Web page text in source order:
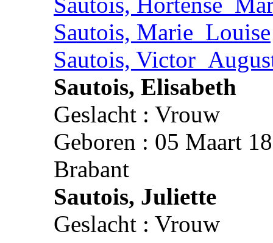
Sautois, Marie_Louise
Sautois,
Sautois, Elisabeth
Geslacht : Vrouw
Geboren : 05 Maart
Brabant
Sautois, Juliette
Geslacht : Vrouw